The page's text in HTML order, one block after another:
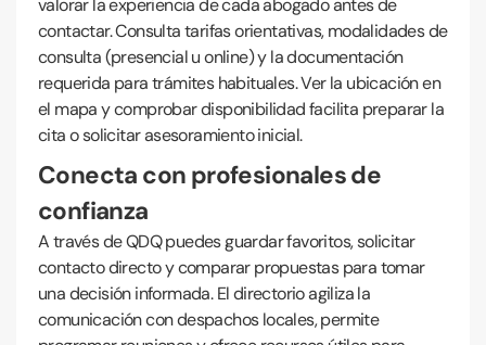
valorar la experiencia de cada abogado antes de
contactar. Consulta tarifas orientativas, modalidades de
consulta (presencial u online) y la documentación
requerida para trámites habituales. Ver la ubicación en
el mapa y comprobar disponibilidad facilita preparar la
cita o solicitar asesoramiento inicial.
Conecta con profesionales de
confianza
A través de QDQ puedes guardar favoritos, solicitar
contacto directo y comparar propuestas para tomar
una decisión informada. El directorio agiliza la
comunicación con despachos locales, permite